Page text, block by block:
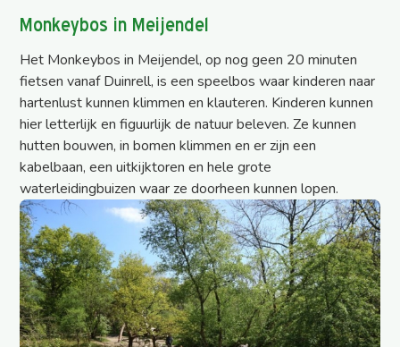
Monkeybos in Meijendel
Het Monkeybos in Meijendel, op nog geen 20 minuten
fietsen vanaf Duinrell, is een speelbos waar kinderen naar
hartenlust kunnen klimmen en klauteren. Kinderen kunnen
hier letterlijk en figuurlijk de natuur beleven. Ze kunnen
hutten bouwen, in bomen klimmen en er zijn een
kabelbaan, een uitkijktoren en hele grote
waterleidingbuizen waar ze doorheen kunnen lopen.